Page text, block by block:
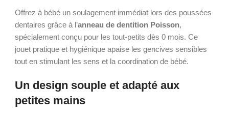
Offrez à bébé un soulagement immédiat lors des poussées
dentaires grâce à l’anneau de dentition Poisson,
spécialement conçu pour les tout-petits dès 0 mois. Ce
jouet pratique et hygiénique apaise les gencives sensibles
tout en stimulant les sens et la coordination de bébé.
Un design souple et adapté aux
petites mains